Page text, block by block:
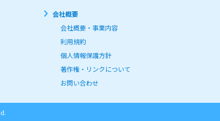
会社概要
会社概要・事業内容
利用規約
個人情報保護方針
著作権・リンクについて
お問い合わせ